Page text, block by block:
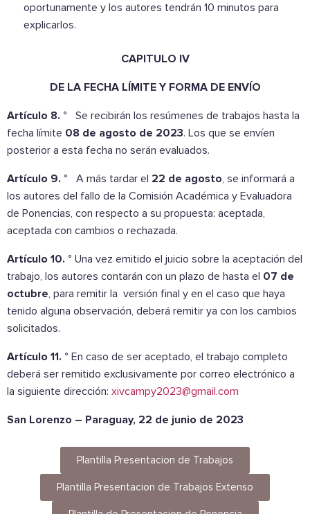
oportunamente y los autores tendrán 10 minutos para
explicarlos.
CAPITULO IV
DE LA FECHA LÍMITE Y FORMA DE ENVÍO
Artículo 8. ° Se recibirán los resúmenes de trabajos hasta la
fecha límite 08 de agosto de 2023. Los que se envíen
posterior a esta fecha no serán evaluados.
Artículo 9. ° A más tardar el 22 de agosto, se informará a
los autores del fallo de la Comisión Académica y Evaluadora
de Ponencias, con respecto a su propuesta: aceptada,
aceptada con cambios o rechazada.
Artículo 10. ° Una vez emitido el juicio sobre la aceptación del
trabajo, los autores contarán con un plazo de hasta el 07 de
octubre, para remitir la versión final y en el caso que haya
tenido alguna observación, deberá remitir ya con los cambios
solicitados.
Artículo 11. ° En caso de ser aceptado, el trabajo completo
deberá ser remitido exclusivamente por correo electrónico a
la siguiente dirección: xivcampy2023@gmail.com
San Lorenzo – Paraguay, 22 de junio de 2023
Plantilla Presentacion de Trabajos
Plantilla Presentacion de Trabajos Extenso